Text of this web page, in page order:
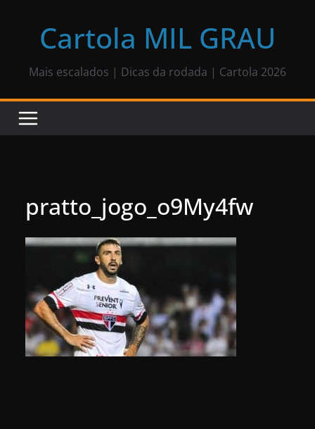
Cartola MIL GRAU
Mais escalados | Dicas da rodada | Cartola 2026
pratto_jogo_o9My4fw